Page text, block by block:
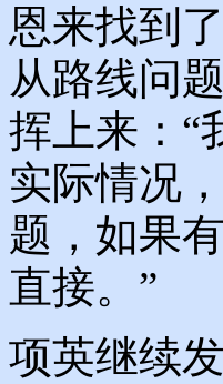
恩来找到
从路线问
挥上来：“
实际情况
题，如果
直接。”
项英继续